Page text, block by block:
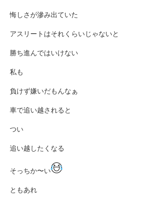
悔しさが滲み出ていた
アスリートはそれくらいじゃないと
勝ち進んではいけない
私も
負けず嫌いだもんなぁ
車で追い越されると
つい
追い越したくなる
そっちか〜い
ともあれ